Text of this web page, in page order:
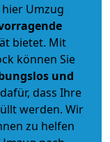
Umzug
bietet. Mit
können Sie
und
dass Ihre
werden. Wir
zu helfen